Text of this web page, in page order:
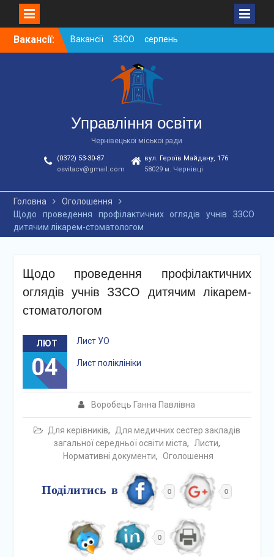
SkipВакансії:
Вакансії ЗЗСО серпень
2026
Вакансії ЗЗСО червень
Вакансії у ЗДО та
дошкільних підрозділах
ЗЗСО станом на
01.08.2026 р.
Управління освіти
Чернівецької міської ради
(0372) 53-30-87
osvitacv@gmail.com
вул. Героїв Майдану, 176
58029 м. Чернівці
Головна
Оголошення
Щодо проведення профілактичних оглядів учнів ЗЗСО
дитячим лікарем-стоматологом
Щодо проведення профілактичних
оглядів учнів ЗЗСО дитячим лікарем-
стоматологом
ЛЮТ
04
Воробець Ганна Павлівна
Для керівників,
Для медичних сестер закладів
загальної середньої освіти міста, Листи,
Нормативні документи, Оголошення
Лист УО
Лист поліклініки
Поділитись в 0 0
0